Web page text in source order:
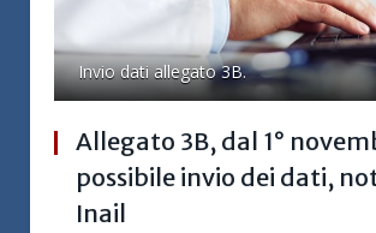
Invio dati allegato 3B.
Allegato 3B, dal 1°
possibile invio dei dati,
Inail